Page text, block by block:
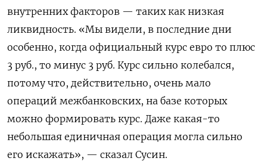
внутренних факторов — таких как низкая
ликвидность. «Мы видели, в последние дни
особенно, когда официальный курс евро то плюс
3 руб., то минус 3 руб. Курс сильно колебался,
потому что, действительно, очень мало
операций межбанковских, на базе которых
можно формировать курс. Даже какая-то
небольшая единичная операция могла сильно
его искажать», — сказал Сусин.